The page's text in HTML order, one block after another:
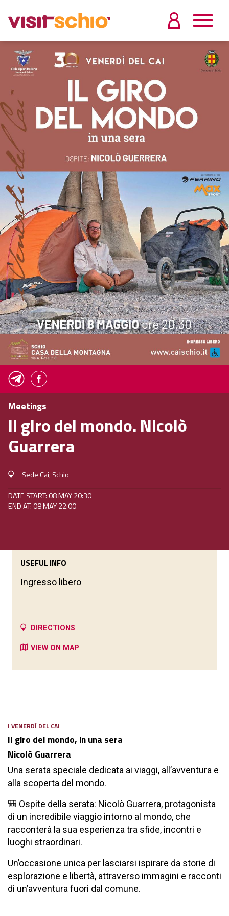
Meetings
Il giro del mondo. Nicolò
Guarrera
Sede Cai, Schio
DATE START: 08 MAY 20:30
END AT: 08 MAY 22:00
I VENERDÌ DEL CAI
Il giro del mondo, in una sera
Nicolò Guarrera
Una serata speciale dedicata ai viaggi, all’avventura e
alla scoperta del mondo.
🎒 Ospite della serata: Nicolò Guarrera, protagonista
di un incredibile viaggio intorno al mondo, che
racconterà la sua esperienza tra sfide, incontri e
luoghi straordinari.
Un’occasione unica per lasciarsi ispirare da storie di
esplorazione e libertà, attraverso immagini e racconti
di un’avventura fuori dal comune.
USEFUL INFO
Ingresso libero
DIRECTIONS
VIEW ON MAP